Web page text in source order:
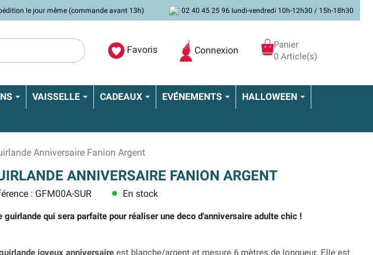
le jour même (commande avant 13h) 02 40 45 25 96 lundi-vendredi 10h-12h30 / 15h-18h30
Favoris Connexion
Panier
0 Article(s)
VAISSELLE CADEAUX EVÉNEMENTS HALLOWEEN
Anniversaire Fanion Argent
ANNIVERSAIRE FANION ARGENT
: GFM00A-SUR lens En stock
guirlande qui sera parfaite pour réaliser une deco d'anniversaire adulte chic !
joyeux anniversaire est blanche/argent et mesure 6 mètres de longueur. Elle est